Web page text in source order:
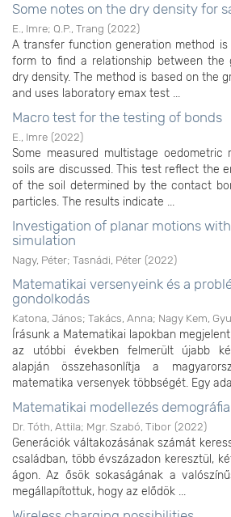
Some notes on the dry density for
E., Imre; Q.P., Trang (2022)
A transfer function generation method
form to find a relationship between the
dry density. The method is based on the
and uses laboratory emax test ...
Macro test for the testing of bonds
E., Imre (2022)
Some measured multistage
soils are discussed. This test reflect the
of the soil determined by the contact
particles. The results indicate ...
Investigation of planar motions
simulation
Nagy, Péter; Tasnádi, Péter (2022)
Matematikai versenyeink és a
gondolkodás
Katona, János; Takács, Anna; Nagy Kem,
Írásunk a Matematikai lapokban
az utóbbi években felmerült újabb
alapján összehasonlítja a
matematika versenyek többségét. Egy
Matematikai modellezés
Dr. Tóth, Attila; Mgr. Szabó, Tibor (2022)
Generációk váltakozásának számát
családban, több évszázadon keresztül,
ágon. Az ősök sokaságának a
megállapítottuk, hogy az elődök ...